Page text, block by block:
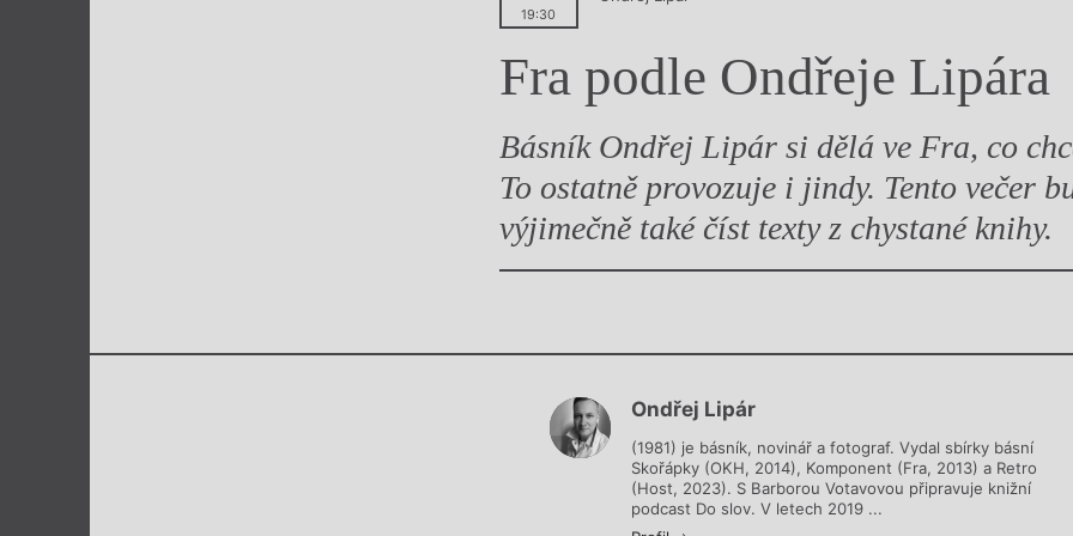
Výroční ceny
19:30
Fra podle Ondřeje Lipára
Básník Ondřej Lipár si dělá ve Fra, co
To ostatně provozuje i jindy. Tento večer
výjimečně také číst texty z chystané knihy.
Chviličku.
Ondřej Lipár
(1981) je básník, novinář a fotograf. Vydal sbírky básní
Skořápky (OKH, 2014), Komponent (Fra, 2013) a Retro
(Host, 2023). S Barborou Votavovou připravuje knižní
podcast Do slov. V letech 2019 ...